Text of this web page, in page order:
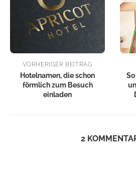
VORHERIGER BEITRAG
Hotelnamen, die schon
förmlich zum Besuch
einladen
2